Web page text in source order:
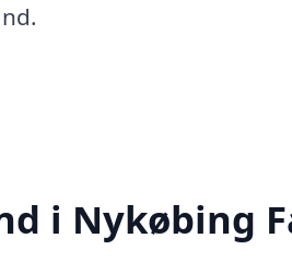
i Nykøbing